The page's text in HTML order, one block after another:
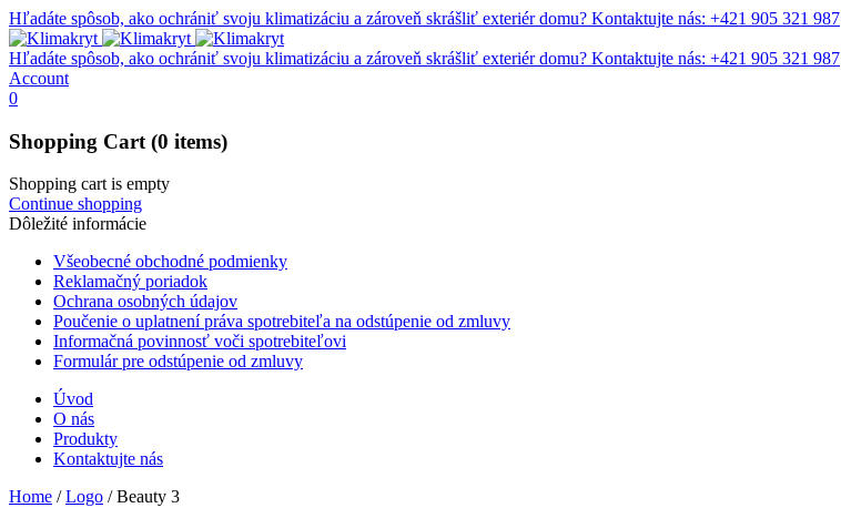
Hľadáte spôsob, ako ochrániť svoju klimatizáciu a zároveň skrášliť exteriér domu? Kontaktujte nás: +421 905 321 987
Hľadáte spôsob, ako ochrániť svoju klimatizáciu a zároveň skrášliť exteriér domu? Kontaktujte nás: +421 905 321 987
Account
0
Shopping Cart (0 items)
Shopping cart is empty
Continue shopping
Dôležité informácie
Všeobecné obchodné podmienky
Reklamačný poriadok
Ochrana osobných údajov
Poučenie o uplatnení práva spotrebiteľa na odstúpenie od zmluvy
Informačná povinnosť voči spotrebiteľovi
Formulár pre odstúpenie od zmluvy
Úvod
O nás
Produkty
Kontaktujte nás
Home / Logo / Beauty 3